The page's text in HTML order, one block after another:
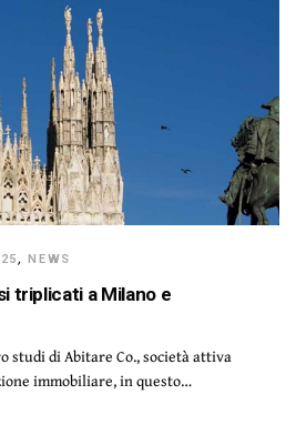
,NEWS
triplicati a Milano e
studi di Abitare Co., società attiva
immobiliare, in questo…